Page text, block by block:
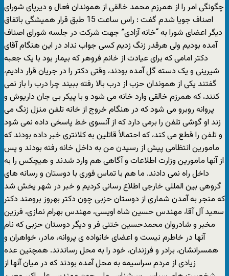
چگونگی امر را از همرزم محمد خالقی از هموندان فعال و دیرپای شورای
اصناف جویا شدم گفت : راس ساعت 15 طبق قرار همیشگی باتفاق
دیگر اعضای شورا به “خانه آزادی” جهت شرکت در جلسه شورای اصناف
آمده بودیم ولی هرقدر زنگ زدیم کسی جواب نداد در این هنگام آقای
دکتر امامی که برای عیادت از خانم فروهر که بیمار بود با یک جعبه
شیرینی و یک دسته گل آمده بودند، وقتی دکتر را در جریان قرار دادیم،
گفتند یکی از هموندان حزب از درب بالا رفته ببیند چرا درب را باز نمی
کنند، که همرزم خالقی وارد خانه می شود و با پیکر بی جان داریوش و
پروانه روبرو می شود که در هنگام خروج از خانه تلفن منزل زنگ می
زند او گوشی تلفن را برمی دارد که از آنسوی خط پاسخی داده نمی شود
و تلفن را قطع می کند، که احتمالاً قاتلین به کلانتری خبر داده بودند که
مامورین انتظامی پیش از رسیدن من به داخل خانه رفته بودند و پس
از آنها مامورین وزارت اطلاعات و آگاهی هم وارد شدند و هیچکس را به
داخل راه نمی دادند. ما هم با تماس فوری با دوستان و رسانه های
گروهی بین المللی خارجی اطلاع رسانی کردیم و خبر در شهر پخش شد
که منجر به آمدن شماری از دوستان حزبی چون دکتر بهروز برومند دکتر
سعید آل آقا، مهندس حسین شاه اویسی، مهندس بهرام نمازی، فرزین
مخبر و شادروان محمدحسین ختنی فر و دیگر دوستان حزبی که نام
آنها در خاطرم نیست و اعضای خانواده ی پروانه، مادر، خواهران و
همسرانشان، برادر و فرزندان، خود را به محل رساندند. همچنین عده
زیادی از مردم سراسیمه به محل آمده بودند که در میان آنها از